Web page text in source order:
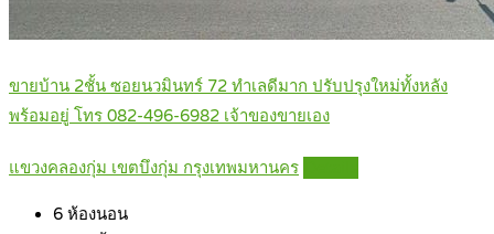
ขายบ้าน 2ชั้น ซอยนวมินทร์ 72 ทำเลดีมาก ปรับปรุงใหม่ทั้งหลัง
พร้อมอยู่ โทร 082-496-6982 เจ้าของขายเอง
แขวงคลองกุ่ม เขตบึงกุ่ม กรุงเทพมหานคร
6 ห้องนอน